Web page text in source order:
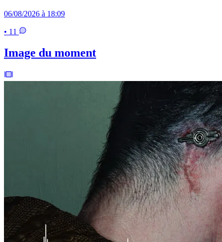
06/08/2026 à 18:09
• 11
Image du moment